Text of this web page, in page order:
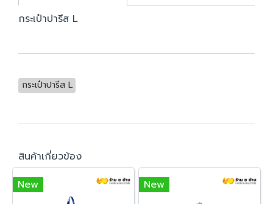
กระเป๋าปารีส L
กระเป๋าปารีส L
สินค้าเกี่ยวข้อง
New
New